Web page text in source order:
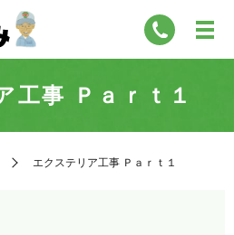
工事 Ｐａｒｔ１
エクステリア工事 Ｐａｒｔ１